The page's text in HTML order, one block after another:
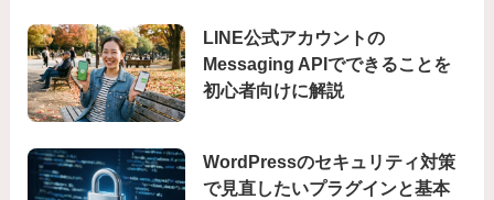
LINE公式アカウントの
Messaging APIでできることを
初心者向けに解説
WordPressのセキュリティ対策
で見直したいプラグインと基本